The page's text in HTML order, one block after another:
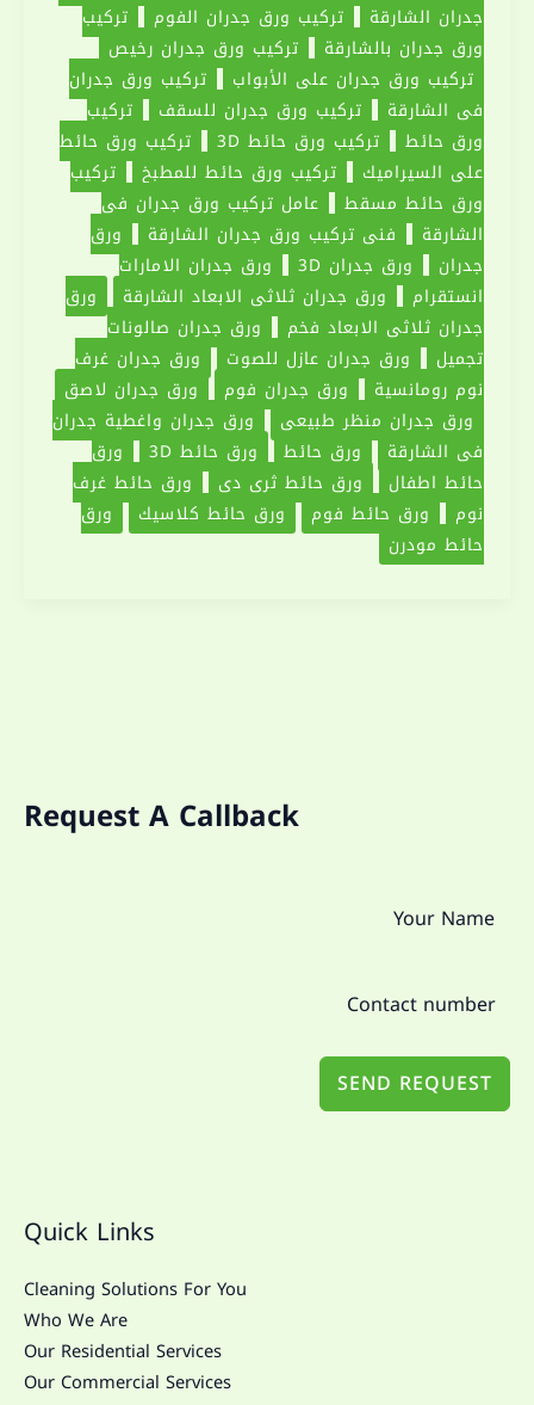
الشارقة
|0551030094|
ورق
جدران
جدران الشارقة
تركيب ورق جدران الفوم
تركيب
ورق جدران بالشارقة
تركيب ورق جدران رخيص
تركيب ورق جدران على الأبواب
تركيب ورق جدران
في الشارقة
تركيب ورق جدران للسقف
تركيب
ورق حائط
تركيب ورق حائط 3D
تركيب ورق حائط
على السيراميك
تركيب ورق حائط للمطبخ
تركيب
ورق حائط مسقط
عامل تركيب ورق جدران في
الشارقة
فني تركيب ورق جدران الشارقة
ورق
جدران
ورق جدران 3D
ورق جدران الامارات
انستقرام
ورق جدران ثلاثى الابعاد الشارقة
ورق
جدران ثلاثي الابعاد فخم
ورق جدران صالونات
تجميل
ورق جدران عازل للصوت
ورق جدران غرف
نوم رومانسية
ورق جدران فوم
ورق جدران لاصق
ورق جدران منظر طبيعي
ورق جدران واغطية جدران
في الشارقة
ورق حائط ورق حائط 3D
ورق
حائط اطفال
ورق حائط ثري دي
ورق حائط غرف
نوم
ورق حائط فوم ورق حائط كلاسيك
ورق
حائط مودرن
Request A Callback
SEND REQUEST
Quick Links
Cleaning Solutions For You
Who We Are
Our Residential Services
Our Commercial Services